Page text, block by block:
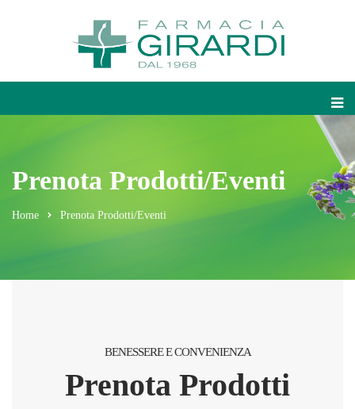
Prenota Prodotti/Eventi
Home Prenota Prodotti/Eventi
BENESSERE E CONVENIENZA
Prenota Prodotti